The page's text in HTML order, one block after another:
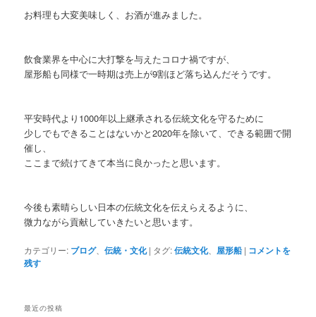
お料理も大変美味しく、お酒が進みました。
飲食業界を中心に大打撃を与えたコロナ禍ですが、
屋形船も同様で一時期は売上が9割ほど落ち込んだそうです。
平安時代より1000年以上継承される伝統文化を守るために
少しでもできることはないかと2020年を除いて、できる範囲で開
催し、
ここまで続けてきて本当に良かったと思います。
今後も素晴らしい日本の伝統文化を伝えらえるように、
微力ながら貢献していきたいと思います。
カテゴリー: ブログ、伝統・文化 | タグ:伝統文化、 屋形船 | コメントを
残す
最近の投稿